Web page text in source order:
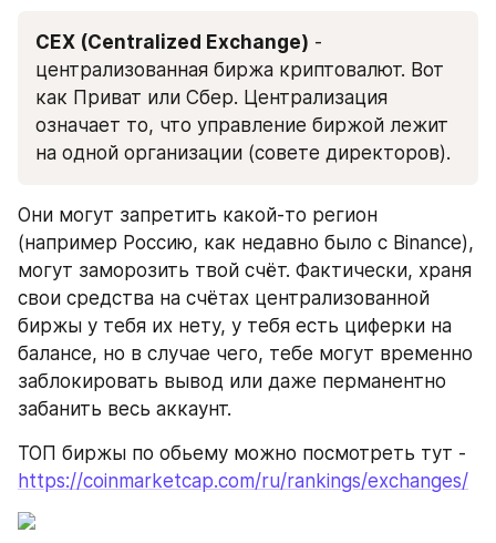
CEX (Centralized Exchange) -
централизованная биржа криптовалют. Вот
как Приват или Сбер. Централизация
означает то, что управление биржой лежит
на одной организации (совете директоров).
Они могут запретить какой-то регион
(например Россию, как недавно было с Binance),
могут заморозить твой счёт. Фактически, храня
свои средства на счётах централизованной
биржы у тебя их нету, у тебя есть циферки на
балансе, но в случае чего, тебе могут временно
заблокировать вывод или даже перманентно
забанить весь аккаунт.
https://coinmarketcap.com/ru/rankings/exchanges/